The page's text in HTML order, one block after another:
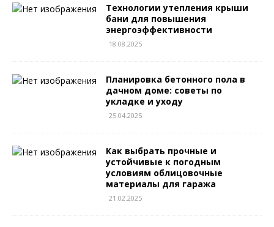
Технологии утепления крыши
бани для повышения
энергоэффективности
18.08.2025
Планировка бетонного пола в
дачном доме: советы по
укладке и уходу
25.04.2025
Как выбрать прочные и
устойчивые к погодным
условиям облицовочные
материалы для гаража
21.02.2025